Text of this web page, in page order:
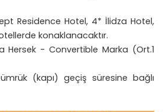
Residence Hotel, 4* İlidza Hotel,
konaklanacaktır.
Hersek - Convertible Marka (Ort.1
(kapı) geçiş süresine bağlı